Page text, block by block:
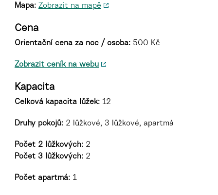
Mapa: Zobrazit na mapě
Cena
Orientační cena za noc / osoba: 500 Kč
Zobrazit ceník na webu
Kapacita
Celková kapacita lůžek: 12
Druhy pokojů: 2 lůžkové, 3 lůžkové, apartmá
Počet 2 lůžkových: 2
Počet 3 lůžkových: 2
Počet apartmá: 1